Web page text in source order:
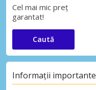
Cel mai mic preț
garantat!
Caută
Informații importante